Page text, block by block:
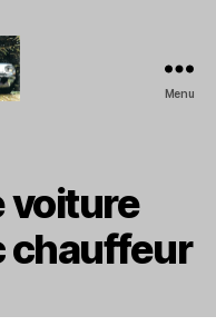
Menu
voiture
chauffeur